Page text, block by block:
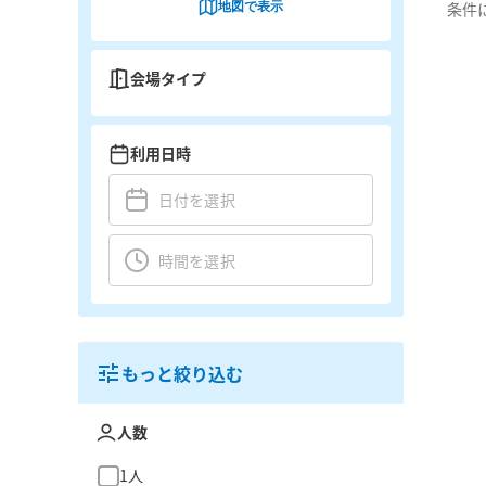
条件
地図で表示
会場タイプ
利用日時
もっと絞り込む
人数
1人